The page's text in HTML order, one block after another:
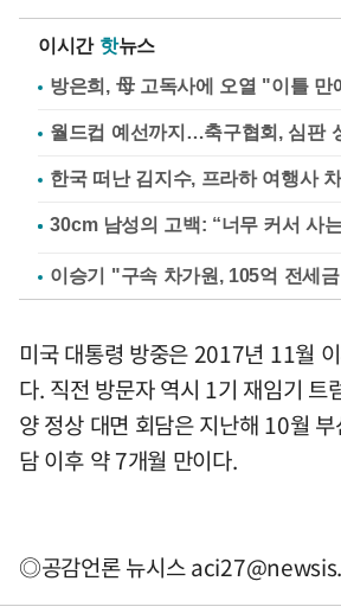
이시간 핫뉴스
방은희, 母 고독사에 오열 "이틀 만
월드컵 예선까지…축구협회, 심판
한국 떠난 김지수, 프라하 여행사
이승기 "구속 차가원, 105억 전세
미국 대통령 방중은 2017년 11월
다. 직전 방문자 역시 1기 재임기 트
양 정상 대면 회담은 지난해 10월
담 이후 약 7개월 만이다.
◎공감언론 뉴시스